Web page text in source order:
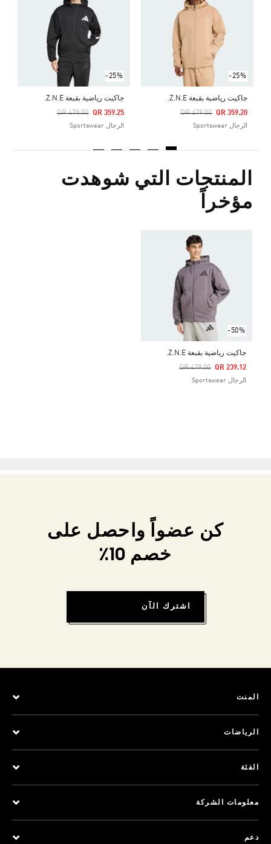
-25%
جاكيت رياضية بقبعة Z.N.E.
Price Reduced From
QR 479.00
To QR 359.20
الرجال Sportswear
-25%
جاكيت رياضية بقبعة Z.N.E.
Price Reduced From
QR 479.00
To QR 359.25
الرجال Sportswear
Price Reduced From
المنتجات التي شوهدت
مؤخراً
-50%
جاكيت رياضية بقبعة Z.N.E.
Price Reduced From
QR 479.00
To QR 239.12
الرجال Sportswear
كن عضواً واحصل على
خصم 10٪
اشترك الآن
المنت
الرياضات
الفئة
معلومات الشركة
دعم